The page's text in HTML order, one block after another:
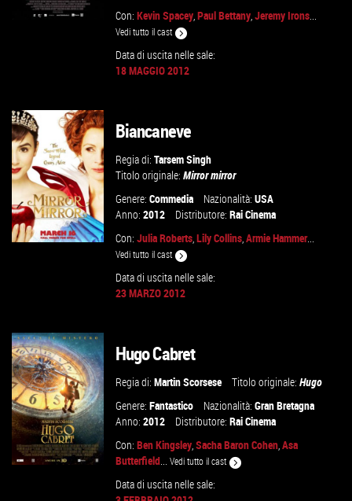
Con:Kevin Spacey,Paul Bettany,Jeremy Irons...
Vedi tutto il cast
Data di uscita nelle sale:
18 MAGGIO 2012
Biancaneve
Regia di:Tarsem Singh
Titolo originale:Mirror mirror
Genere:Commedia Nazionalità:USA
Anno:2012 Distributore:Rai Cinema
Con:Julia Roberts,Lily Collins,Armie Hammer...
Vedi tutto il cast
Data di uscita nelle sale:
23 MARZO 2012
Hugo Cabret
Regia di:Martin Scorsese Titolo originale:Hugo
Genere:Fantastico Nazionalità:Gran Bretagna
Anno:2012 Distributore:Rai Cinema
Con:Ben Kingsley,Sacha Baron Cohen,Asa
Butterfield...Vedi tutto il cast
Data di uscita nelle sale: